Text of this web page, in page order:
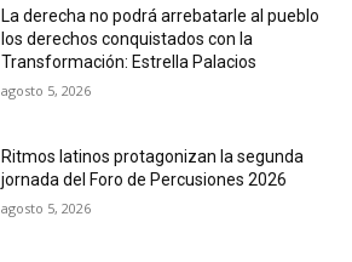
La derecha no podrá arrebatarle al pueblo
los derechos conquistados con la
Transformación: Estrella Palacios
agosto 5, 2026
Ritmos latinos protagonizan la segunda
jornada del Foro de Percusiones 2026
agosto 5, 2026